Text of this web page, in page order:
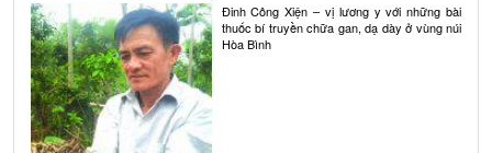
Đinh Công Xiện – vị lương y với những bài
thuốc bí truyền chữa gan, dạ dày ở vùng núi
Hòa Bình